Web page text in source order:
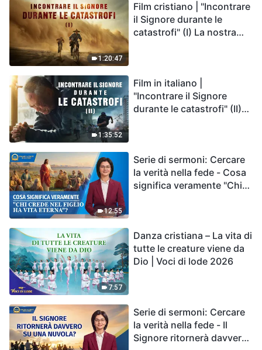
1:20:47
Film cristiano | "Incontrare
il Signore durante le
catastrofi" (I) La nostra
1:35:52
Film in italiano |
"Incontrare il Signore
durante le catastrofi" (II)
Regno di Dio?
12:55
Serie di sermoni: Cercare
la verità nella fede - Cosa
significa veramente "Chi
7:57
Danza cristiana – La vita di
tutte le creature viene da
Dio | Voci di lode 2026
Serie di sermoni: Cercare
la verità nella fede - Il
Signore ritornerà davvero